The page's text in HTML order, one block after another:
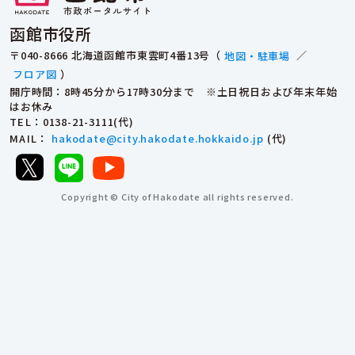
函館市役所
〒040-8666 北海道函館市東雲町4番13号（ 地図・駐車場 ／
フロア図 ）
開庁時間：8時45分から17時30分まで ※土日祝日および年末年始
はお休み
TEL ：0138-21-3111(代)
MAIL ： hakodate@city.hakodate.hokkaido.jp (代)
Copyright © City of Hakodate all rights reserved.